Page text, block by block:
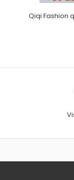
Qiqi Fashion